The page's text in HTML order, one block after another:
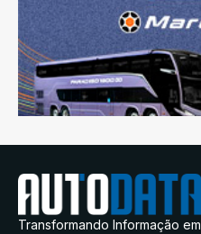
Transformando Informação em